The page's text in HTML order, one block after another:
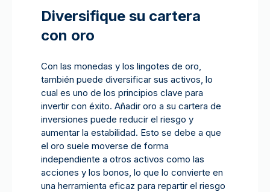
Diversifique su cartera
con oro
Con las monedas y los lingotes de oro,
también puede diversificar sus activos, lo
cual es uno de los principios clave para
invertir con éxito. Añadir oro a su cartera de
inversiones puede reducir el riesgo y
aumentar la estabilidad. Esto se debe a que
el oro suele moverse de forma
independiente a otros activos como las
acciones y los bonos, lo que lo convierte en
una herramienta eficaz para repartir el riesgo